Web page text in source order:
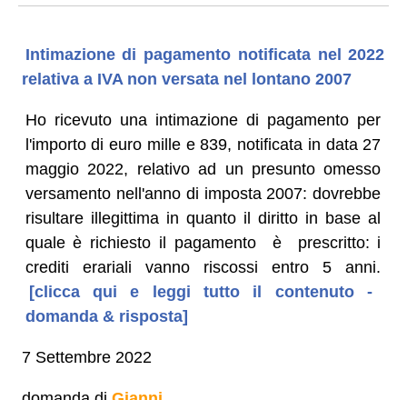
Intimazione di pagamento notificata nel 2022
relativa a IVA non versata nel lontano 2007
Ho ricevuto una intimazione di pagamento per
l'importo di euro mille e 839, notificata in data 27
maggio 2022, relativo ad un presunto omesso
versamento nell'anno di imposta 2007: dovrebbe
risultare illegittima in quanto il diritto in base al
quale è richiesto il pagamento è prescritto: i
crediti erariali vanno riscossi entro 5 anni.
[clicca qui e leggi tutto il contenuto -
domanda & risposta]
7 Settembre 2022